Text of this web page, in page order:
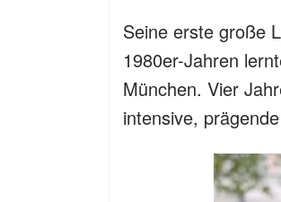
Seine erste große
1980er-Jahren
München. Vier
intensive,